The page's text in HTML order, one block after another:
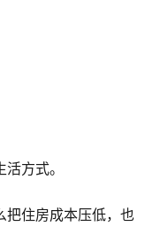
方式。
把住房成本压低，也